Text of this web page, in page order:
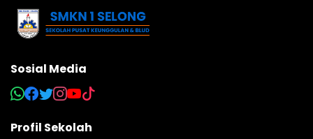
Sosial Media
Profil Sekolah